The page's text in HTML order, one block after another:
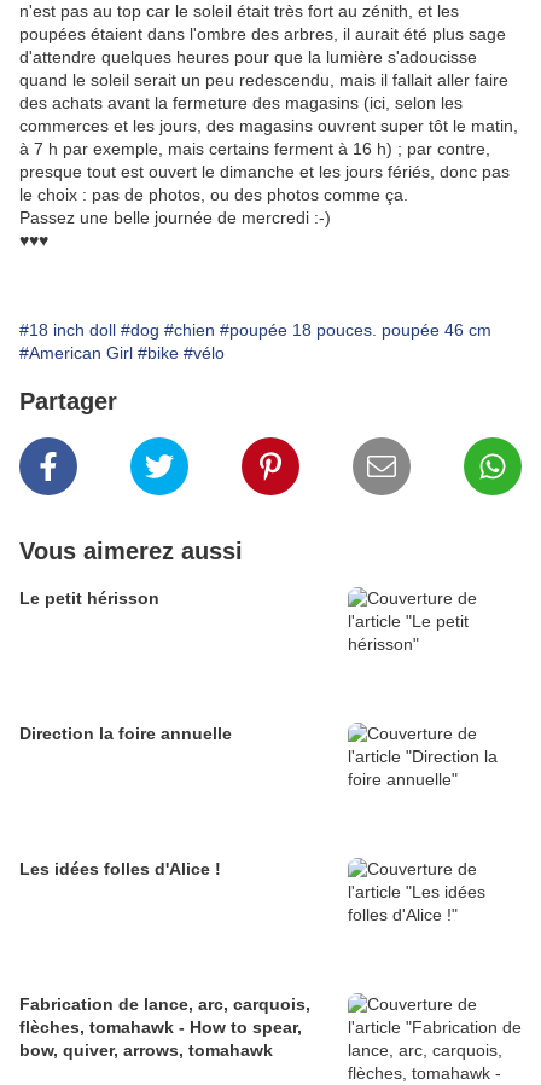
n'est pas au top car le soleil était très fort au zénith, et les
poupées étaient dans l'ombre des arbres, il aurait été plus sage
d'attendre quelques heures pour que la lumière s'adoucisse
quand le soleil serait un peu redescendu, mais il fallait aller faire
des achats avant la fermeture des magasins (ici, selon les
commerces et les jours, des magasins ouvrent super tôt le matin,
à 7 h par exemple, mais certains ferment à 16 h) ; par contre,
presque tout est ouvert le dimanche et les jours fériés, donc pas
le choix : pas de photos, ou des photos comme ça.
Passez une belle journée de mercredi :-)
♥♥♥
#18 inch doll #dog #chien #poupée 18 pouces. poupée 46 cm
#American Girl #bike #vélo
Partager
Vous aimerez aussi
Le petit hérisson
Direction la foire annuelle
Les idées folles d'Alice !
Fabrication de lance, arc, carquois,
flèches, tomahawk - How to spear,
bow, quiver, arrows, tomahawk